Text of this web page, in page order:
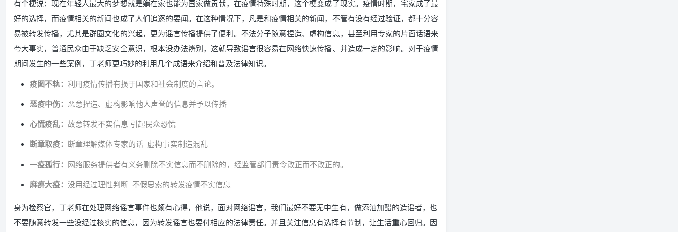
有个梗说：现在年轻人最大的梦想就是躺在家也能为国家做贡献，在疫情特殊时期，这个梗变成了现实。疫情时期，宅家成了最
好的选择，而疫情相关的新闻也成了人们追逐的要闻。在这种情况下，凡是和疫情相关的新闻，不管有没有经过验证，都十分容
易被转发传播，尤其是群圈文化的兴起，更为谣言传播提供了便利。不法分子随意捏造、虚构信息，甚至利用专家的片面话语来
夸大事实，普通民众由于缺乏安全意识，根本没办法辨别，这就导致谣言很容易在网络快速传播、并造成一定的影响。对于疫情
期间发生的一些案例，丁老师更巧妙的利用几个成语来介绍和普及法律知识。
疫图不轨： 利用疫情传播有损于国家和社会制度的言论。
恶疫中伤： 恶意捏造、虚构影响他人声誉的信息并予以传播
心慌疫乱： 故意转发不实信息 引起民众恐慌
断章取疫： 断章理解媒体专家的话 虚构事实制造混乱
一疫孤行： 网络服务提供者有义务删除不实信息而不删除的， 经监管部门责令改正而不改正的。
麻痹大疫： 没用经过理性判断 不假思索的转发疫情不实信息
身为检察官，丁老师在处理网络谣言事件也颇有心得，他说，面对网络谣言，我们最好不要无中生有，做添油加醋的造谣者，也
不要随意转发一些没经过核实的信息，因为转发谣言也要付相应的法律责任。并且关注信息有选择有节制，让生活重心回归。因